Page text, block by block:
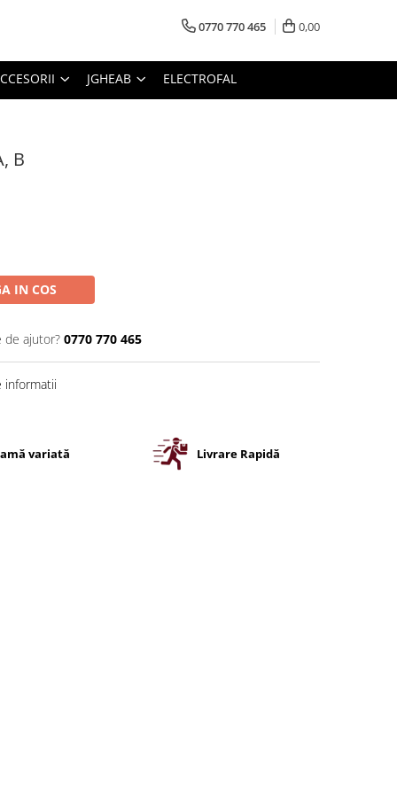
0770 770 465 0,00
JGHEAB ELECTROFAL
B
IN COS
de ajutor? 0770 770 465
informatii
variată Livrare Rapidă